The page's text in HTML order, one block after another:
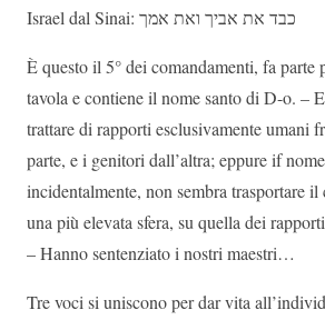
Israel dal Sinai: כבד את אביך ואת אמך
È questo il 5° dei comandamenti, fa parte
tavola e contiene il nome santo di D-o. –
trattare di rapporti esclusivamente umani
parte, e i genitori dall’altra; eppure if
incidentalmente, non sembra trasportare il
una più elevata sfera, su quella dei
– Hanno sentenziato i nostri maestri…
Tre voci si uniscono per dar vita